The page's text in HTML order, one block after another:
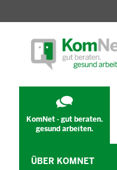
KomNet - gut beraten.
gesund arbeiten.
ÜBER KOMNET